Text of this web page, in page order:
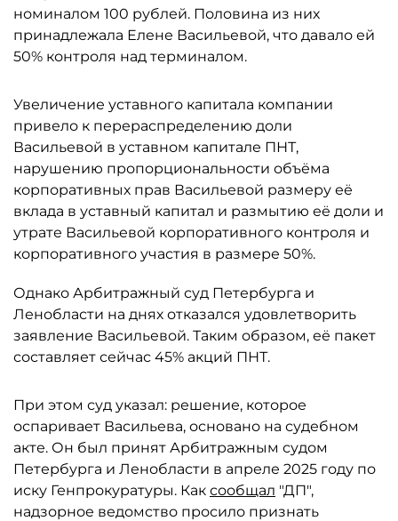
номиналом 100 рублей. Половина из них
принадлежала Елене Васильевой, что давало ей
50% контроля над терминалом.
Увеличение уставного капитала компании
привело к перераспределению доли
Васильевой в уставном капитале ПНТ,
нарушению пропорциональности объёма
корпоративных прав Васильевой размеру её
вклада в уставный капитал и размытию её доли и
утрате Васильевой корпоративного контроля и
корпоративного участия в размере 50%.
Однако Арбитражный суд Петербурга и
Ленобласти на днях отказался удовлетворить
заявление Васильевой. Таким образом, её пакет
составляет сейчас 45% акций ПНТ.
При этом суд указал: решение, которое
оспаривает Васильева, основано на судебном
акте. Он был принят Арбитражным судом
Петербурга и Ленобласти в апреле 2025 году по
иску Генпрокуратуры. Как сообщал "ДП",
надзорное ведомство просило признать